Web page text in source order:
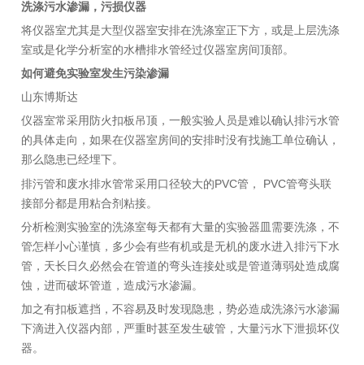
洗涤污水渗漏，污损仪器
将仪器室尤其是大型仪器室安排在洗涤室正下方，或是上层洗涤
室或是化学分析室的水槽排水管经过仪器室房间顶部。
如何避免实验室发生污染渗漏
山东博斯达
仪器室常采用防火扣板吊顶，一般实验人员是难以确认排污水管
的具体走向，如果在仪器室房间的安排时没有找施工单位确认，
那么隐患已经埋下。
排污管和废水排水管常采用口径较大的PVC管， PVC管弯头联
接部分都是用粘合剂粘接。
分析检测实验室的洗涤室每天都有大量的实验器皿需要洗涤，不
管怎样小心谨慎，多少会有些有机或是无机的废水进入排污下水
管，天长日久必然会在管道的弯头连接处或是管道薄弱处造成腐
蚀，进而破坏管道，造成污水渗漏。
加之有扣板遮挡，不容易及时发现隐患，势必造成洗涤污水渗漏
下滴进入仪器内部，严重时甚至发生破管，大量污水下泄损坏仪
器。